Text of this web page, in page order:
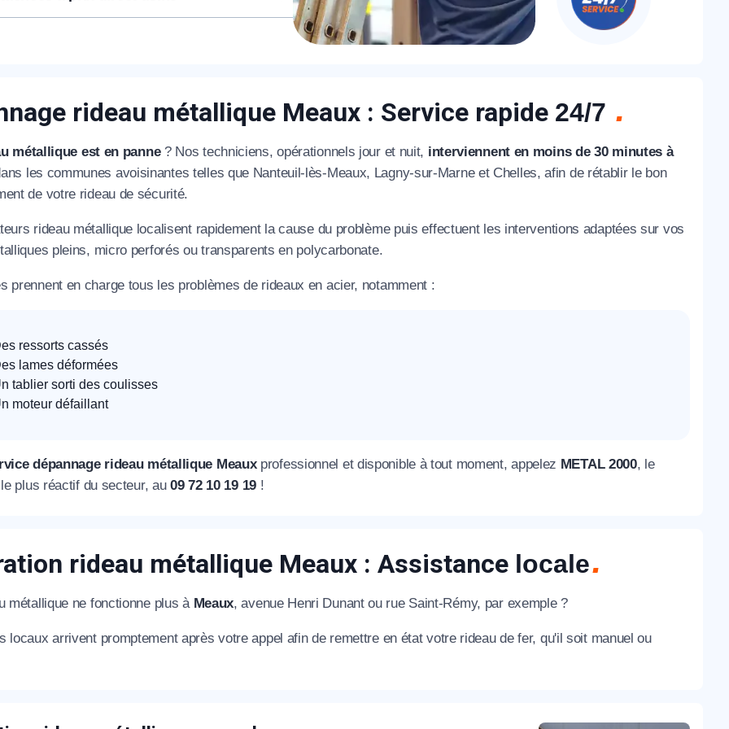
pour vous dépanner dans les délais.
Trois décennies d’expérience
la première visite, ce qui réduit les délais
rideau métallique Meaux : Service rapide 24/7
métallique est en panne? Nos techniciens, opérationnels jour et nuit, interviennent en moins de 30 minutes à
les communes avoisinantes telles que Nanteuil-lès-Meaux, Lagny-sur-Marne et Chelles, afin de rétablir le bon
de votre rideau de sécurité.
rideau métallique localisent rapidement la cause du problème puis effectuent les interventions adaptées sur vos
pleins, micro perforés ou transparents en polycarbonate.
prennent en charge tous les problèmes de rideaux en acier, notamment :
ressorts cassés
lames déformées
tablier sorti des coulisses
moteur défaillant
dépannage rideau métallique Meauxprofessionnel et disponible à tout moment, appelez METAL 2000, le
plus réactif du secteur, au09 72 10 19 19!
rideau métallique Meaux : Assistance locale
métallique ne fonctionne plus à Meaux, avenue Henri Dunant ou rue Saint-Rémy, par exemple ?
locaux arrivent promptement après votre appel afin de remettre en état votre rideau de fer, qu'il soit manuel ou